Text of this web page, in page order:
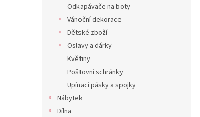
Odkapávače na boty
Vánoční dekorace
Dětské zboží
Oslavy a dárky
Květiny
Poštovní schránky
Upínací pásky a spojky
Nábytek
Dílna